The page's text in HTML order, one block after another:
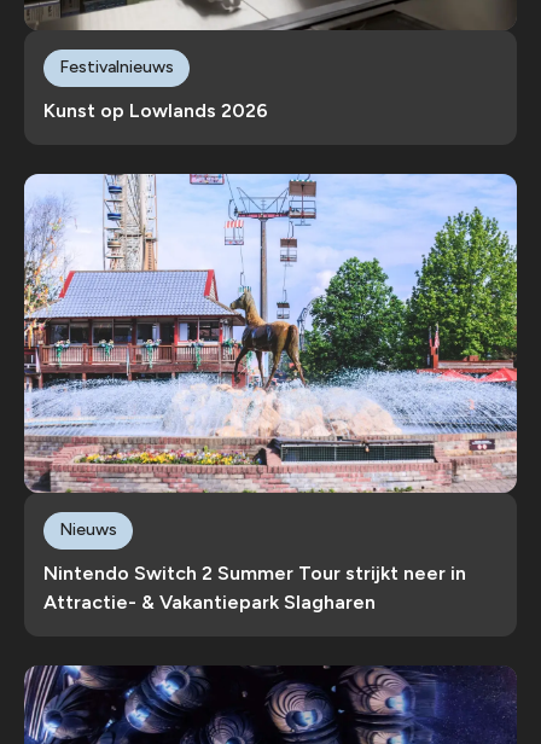
Kunst op Lowlands 2026
Festivalnieuws
Nintendo Switch 2 Summer Tour strijkt neer in
Attractie- & Vakantiepark Slagharen
Nieuws